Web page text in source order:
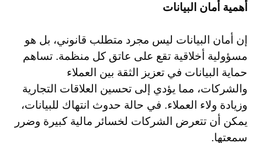
أهمية أمان البيانات
إن أمان البيانات ليس مجرد متطلب قانوني، بل هو
مسؤولية أخلاقية تقع على عاتق كل منظمة. تساهم
حماية البيانات في تعزيز الثقة بين العملاء
والشركات، مما يؤدي إلى تحسين العلاقات التجارية
وزيادة ولاء العملاء. في حالة حدوث انتهاك للبيانات،
يمكن أن تتعرض الشركات لخسائر مالية كبيرة وضرر
سمعتها.